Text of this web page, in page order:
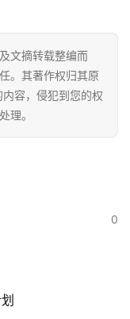
文摘转载整编而
。其著作权归其原
容，侵犯到您的权
理。
0